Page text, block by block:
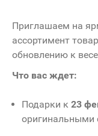
Приглашаем на
ассортимент
обновлению к
Что вас ждет:
Подарки к 23
оригинальными